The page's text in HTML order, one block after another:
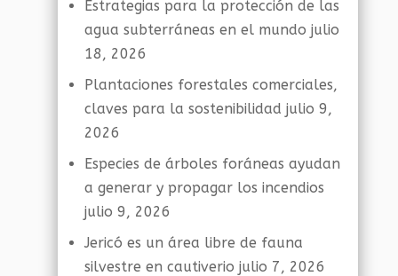
Estrategias para la protección de las
agua subterráneas en el mundo julio
18, 2026
Plantaciones forestales comerciales,
claves para la sostenibilidad julio 9,
2026
Especies de árboles foráneas ayudan
a generar y propagar los incendios
julio 9, 2026
Jericó es un área libre de fauna
silvestre en cautiverio julio 7, 2026